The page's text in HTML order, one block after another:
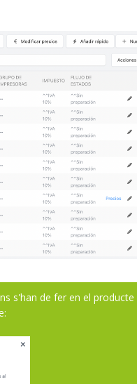
s'han de fer en el producte